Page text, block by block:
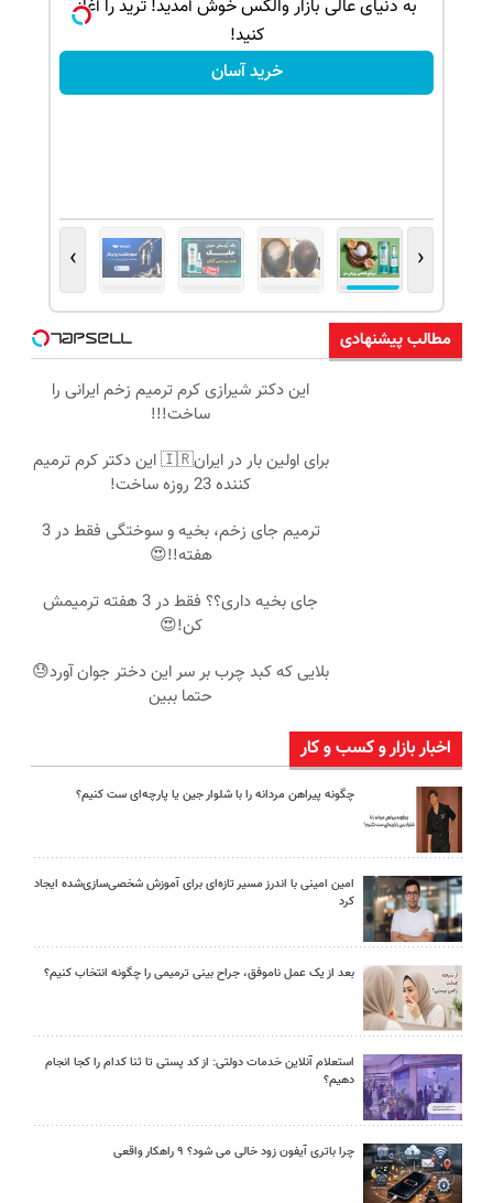
به دنیای عالی بازار والکس خوش آمدید! ترید را آغاز
کنید!
خرید آسان
‹
›
مطالب پیشنهادی
این دکتر شیرازی کرم ترمیم زخم ایرانی را
ساخت!!!
برای اولین بار در ایران🇮🇷 این دکتر کرم ترمیم
کننده 23 روزه ساخت!
ترمیم جای زخم، بخیه و سوختگی فقط در 3
هفته!!😍
جای بخیه داری؟؟ فقط در 3 هفته ترمیمش
کن!😍
بلایی که کبد چرب بر سر این دختر جوان آورد😓
حتما ببین
اخبار بازار و کسب و کار
چگونه پیراهن مردانه را با شلوار جین یا پارچه‌ای ست کنیم؟
امین امینی با اندرز مسیر تازه‌ای برای آموزش شخصی‌سازی‌شده ایجاد
کرد
بعد از یک عمل ناموفق، جراح بینی ترمیمی را چگونه انتخاب کنیم؟
استعلام آنلاین خدمات دولتی: از کد پستی تا ثنا کدام را کجا انجام
دهیم؟
چرا باتری آیفون زود خالی می شود؟ ۹ راهکار واقعی